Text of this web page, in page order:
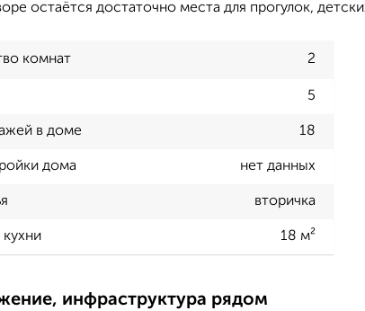
остаётся достаточно места для прогулок,
комнат 2
5
в доме 18
дома нет данных
вторичка
18 м²
инфраструктура рядом